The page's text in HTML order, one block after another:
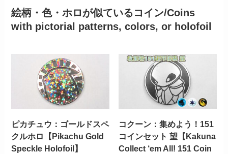
絵柄・色・ホロが似ているコイン/Coins
with pictorial patterns, colors, or holofoil
ピカチュウ：ゴールドスペ
クルホロ【Pikachu Gold
Speckle Holofoil】
コクーン：集めよう！151
コインセット 望【Kakuna
Collect ‘em All! 151 Coin